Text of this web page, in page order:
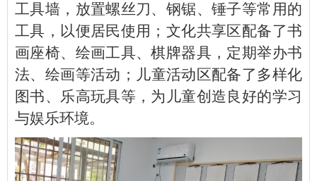
工具墙，放置螺丝刀、钢锯、锤子等常用的
工具，以便居民使用；文化共享区配备了书
画座椅、绘画工具、棋牌器具，定期举办书
法、绘画等活动；儿童活动区配备了多样化
图书、乐高玩具等，为儿童创造良好的学习
与娱乐环境。